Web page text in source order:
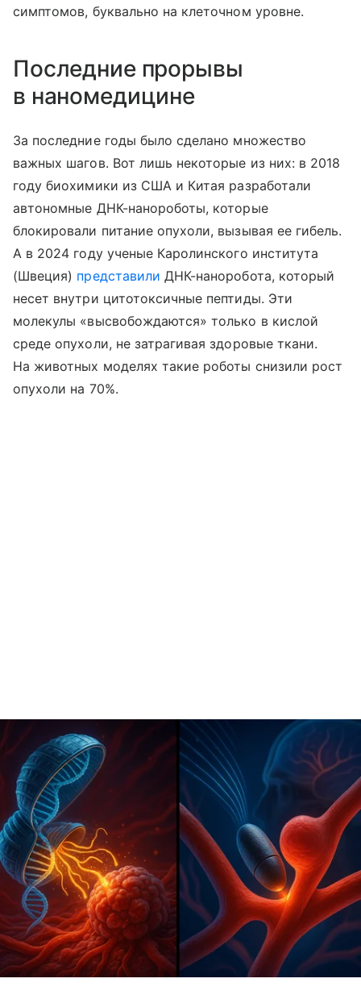
симптомов, буквально на клеточном уровне.
Последние прорывы
в наномедицине
За последние годы было сделано множество
важных шагов. Вот лишь некоторые из них: в 2018
году биохимики из США и Китая разработали
автономные ДНК-нанороботы, которые
блокировали питание опухоли, вызывая ее гибель.
А в 2024 году ученые Каролинского института
(Швеция) представили ДНК-наноробота, который
несет внутри цитотоксичные пептиды. Эти
молекулы «высвобождаются» только в кислой
среде опухоли, не затрагивая здоровые ткани.
На животных моделях такие роботы снизили рост
опухоли на 70%.